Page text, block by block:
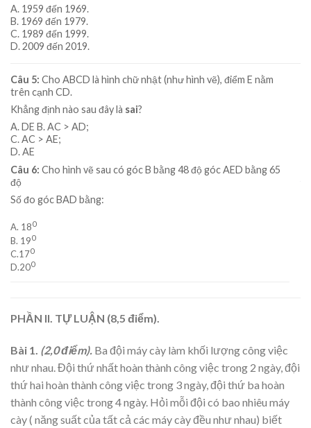
A. 1959 đến 1969.
B. 1969 đến 1979.
C. 1989 đến 1999.
D. 2009 đến 2019.
Câu 5: Cho ABCD là hình chữ nhật (như hình vẽ), điểm E nằm
trên cạnh CD.
Khẳng định nào sau đây là sai?
A. DE B. AC > AD;
C. AC > AE;
D. AE
Câu 6: Cho hình vẽ sau có góc B bằng 48 độ góc AED bằng 65
độ
Số đo góc BAD bằng:
A. 180
B. 190
C.170
D.200
PHẦN II. TỰ LUẬN (8,5 điểm).
Bài 1. (2,0 điểm). Ba đội máy cày làm khối lượng công việc
như nhau. Đội thứ nhất hoàn thành công việc trong 2 ngày, đội
thứ hai hoàn thành công việc trong 3 ngày, đội thứ ba hoàn
thành công việc trong 4 ngày. Hỏi mỗi đội có bao nhiêu máy
cày ( năng suất của tất cả các máy cày đều như nhau) biết